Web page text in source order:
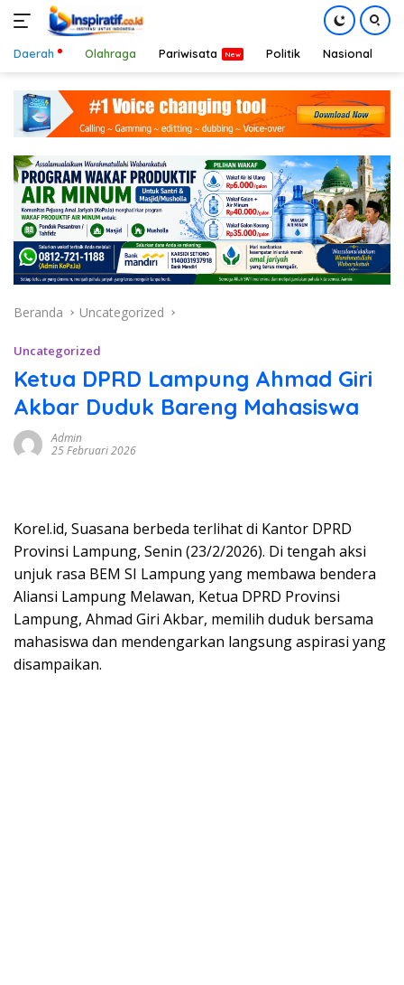
konten
Daerah Olahraga Pariwisata Politik Nasional
Beranda Uncategorized
Uncategorized
Ketua DPRD Lampung Ahmad Giri
Akbar Duduk Bareng Mahasiswa
Admin
25 Februari 2026
Korel.id, Suasana berbeda terlihat di Kantor DPRD
Provinsi Lampung, Senin (23/2/2026). Di tengah aksi
unjuk rasa BEM SI Lampung yang membawa bendera
Aliansi Lampung Melawan, Ketua DPRD Provinsi
Lampung, Ahmad Giri Akbar, memilih duduk bersama
mahasiswa dan mendengarkan langsung aspirasi yang
disampaikan.